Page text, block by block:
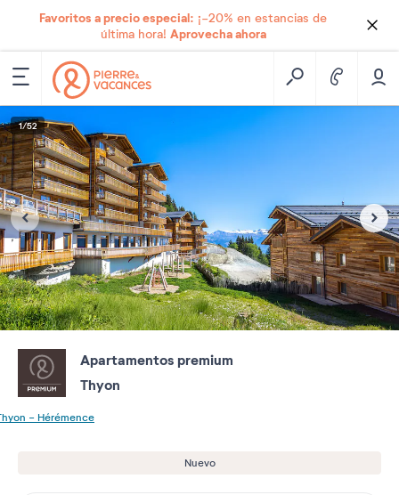
Favoritos a precio especial: ¡-20% en estancias de
última hora! Aprovecha ahora
Apartamentos premium
Thyon
- Hérémence
Nuevo
1/52